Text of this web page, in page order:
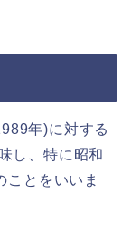
年)に対する
し、特に昭和
とをいいま